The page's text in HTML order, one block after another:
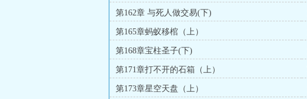
第162章 与死人做交易(下)
第165章蚂蚁移棺（上）
第168章宝柱圣子(下)
第171章打不开的石箱（上）
第173章星空天盘（上）